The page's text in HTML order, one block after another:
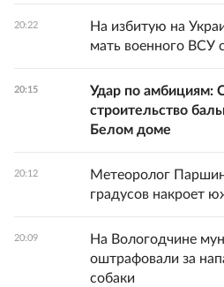
20:22
На избитую на
мать военного ВСУ
20:15
Удар по амбициям:
строительство
Белом доме
20:12
Метеоролог
градусов накроет
20:09
На Вологодчине
оштрафовали за
собаки